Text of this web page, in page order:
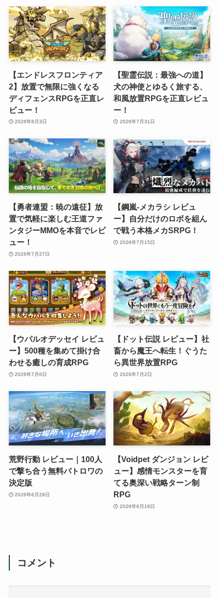
【エンドレスフロンティア
2】放置で無限に強くなる
ディフェンスRPGを正直レ
ビュー！
2026年8月3日
【聖霊伝説：最強への道】
犬の神使とゆるく旅する、
和風放置RPGを正直レビュ
ー！
2026年7月31日
【勇者連盟：暁の遠征】放
置で気軽に楽しむ王道ファ
ンタジーMMOを本音でレビ
ュー！
2026年7月27日
【鋼嵐-メカラシ レビュ
ー】自分だけのロボを組ん
で戦う本格メカSRPG！
2026年7月15日
【ウパルオデッセイ レビュ
ー】500種を集めて掛け合
わせる癒しの育成RPG
2026年7月6日
【ドット伝説 レビュー】社
畜から魔王へ転生！ぐうた
ら異世界放置RPG
2026年7月2日
荒野行動 レビュー｜100人
で撃ち合う無料バトロワの
決定版
2026年6月29日
【Voidpet ダンジョン レビ
ュー】感情モンスターを育
てる奥深い戦略ターン制
RPG
2026年6月19日
コメント